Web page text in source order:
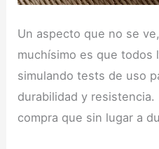
Un aspecto que no se
muchísimo es que todos
simulando tests de uso
durabilidad y
compra que sin lugar a